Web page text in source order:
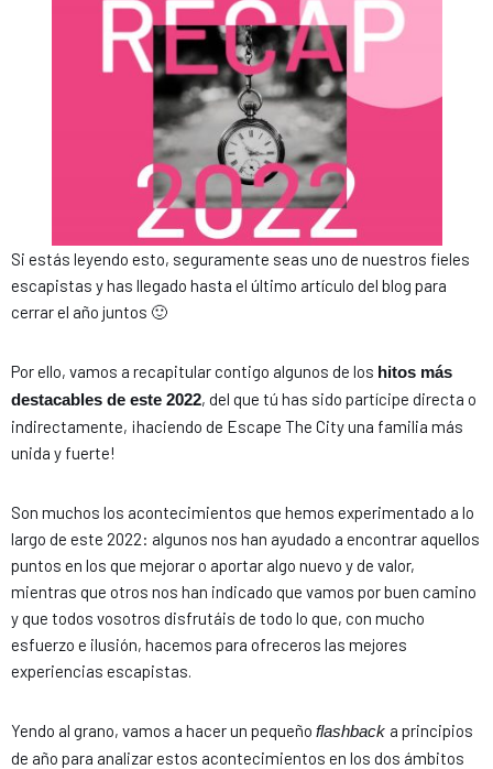
Si estás leyendo esto, seguramente seas uno de nuestros fieles
escapistas y has llegado hasta el último artículo del blog para
cerrar el año juntos 🙂
Por ello, vamos a recapitular contigo algunos de los hitos más
destacables de este 2022, del que tú has sido partícipe directa o
indirectamente, ¡haciendo de Escape The City una familia más
unida y fuerte!
Son muchos los acontecimientos que hemos experimentado a lo
largo de este 2022: algunos nos han ayudado a encontrar aquellos
puntos en los que mejorar o aportar algo nuevo y de valor,
mientras que otros nos han indicado que vamos por buen camino
y que todos vosotros disfrutáis de todo lo que, con mucho
esfuerzo e ilusión, hacemos para ofreceros las mejores
experiencias escapistas.
Yendo al grano, vamos a hacer un pequeño flashback a principios
de año para analizar estos acontecimientos en los dos ámbitos